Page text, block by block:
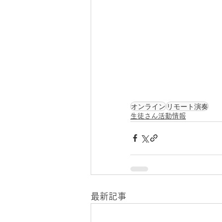
オンラインリモート演奏
生徒さん活動情報
最新記事